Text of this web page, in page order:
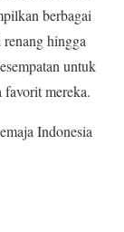
berbagai
hingga
untuk
favorit mereka.
Indonesia